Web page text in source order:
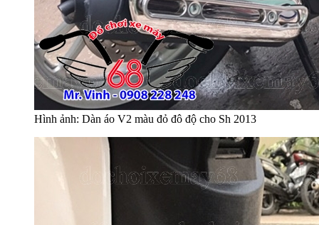
Hình ảnh: Dàn áo V2 màu đỏ đô độ cho Sh 2013